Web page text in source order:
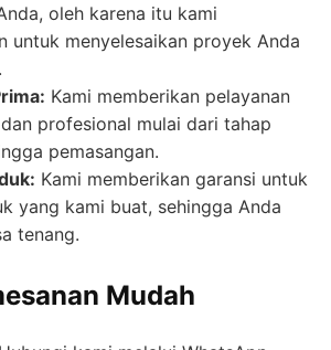
oleh karena itu kami
untuk menyelesaikan proyek Anda
Kami memberikan pelayanan
profesional mulai dari tahap
pemasangan.
Kami memberikan garansi untuk
yang kami buat, sehingga Anda
tenang.
Mudah